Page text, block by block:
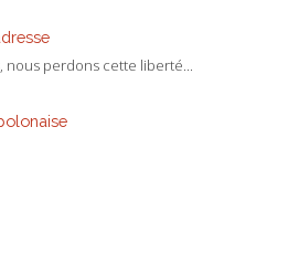
nous perdons cette liberté...